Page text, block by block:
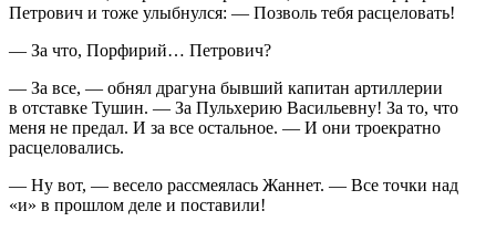
Петрович и тоже улыбнулся: — Позволь тебя расцеловать!
— За что, Порфирий… Петрович?
— За все, — обнял драгуна бывший капитан артиллерии
в отставке Тушин. — За Пульхерию Васильевну! За то, что
меня не предал. И за все остальное. — И они троекратно
расцеловались.
— Ну вот, — весело рассмеялась Жаннет. — Все точки над
«и» в прошлом деле и поставили!